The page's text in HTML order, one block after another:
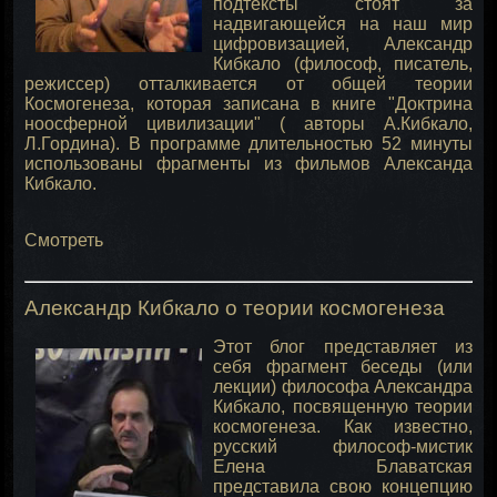
подтексты стоят за
надвигающейся на наш мир
цифровизацией, Александр
Кибкало (философ, писатель,
режиссер) отталкивается от общей теории
Космогенеза, которая записана в книге "Доктрина
ноосферной цивилизации" ( авторы А.Кибкало,
Л.Гордина). В программе длительностью 52 минуты
использованы фрагменты из фильмов Александа
Кибкало.
Смотреть
Александр Кибкало о теории космогенеза
Этот блог представляет из
себя фрагмент беседы (или
лекции) философа Александра
Кибкало, посвященную теории
космогенеза. Как известно,
русский философ-мистик
Елена Блаватская
представила свою концепцию